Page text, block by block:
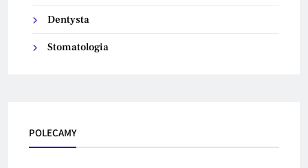
Dentysta
Stomatologia
POLECAMY